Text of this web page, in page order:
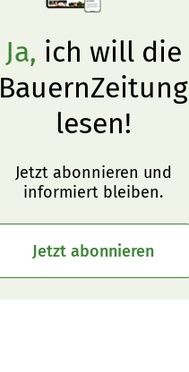
Ja, ich will die
BauernZeitung
lesen!
Jetzt abonnieren und
informiert bleiben.
Jetzt abonnieren